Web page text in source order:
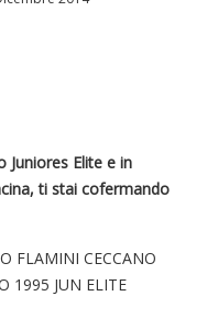
Juniores Elite e in
ti stai cofermando